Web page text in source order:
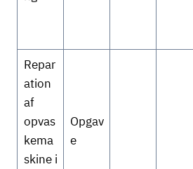
Repar
ation
af
opvas
kema
skine i
Opgav
e